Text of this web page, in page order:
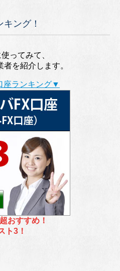
ング！
ってみて、
を紹介します。
座ランキング▼
おすすめ！
ト3！